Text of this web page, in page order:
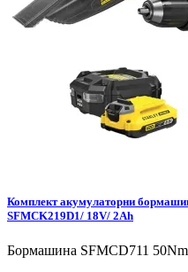
Комплект акумулаторни
SFMCK219D1/ 18V/ 2Ah
Бормашина SFMCD711